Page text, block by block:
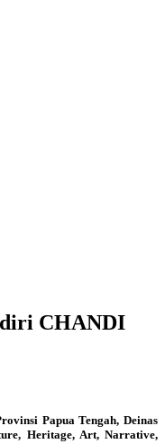
CHANDI
Papua Tengah, Deinas
Heritage, Art, Narrative,